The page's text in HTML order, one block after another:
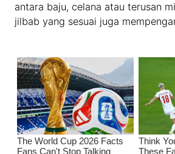
antara baju, celana atau terusan
jilbab yang sesuai juga